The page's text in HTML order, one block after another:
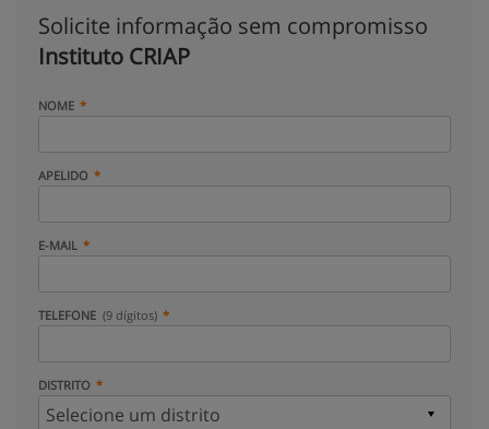
Solicite informação sem compromisso
Instituto CRIAP
NOME
APELIDO
E-MAIL
TELEFONE (9 dígitos)
DISTRITO